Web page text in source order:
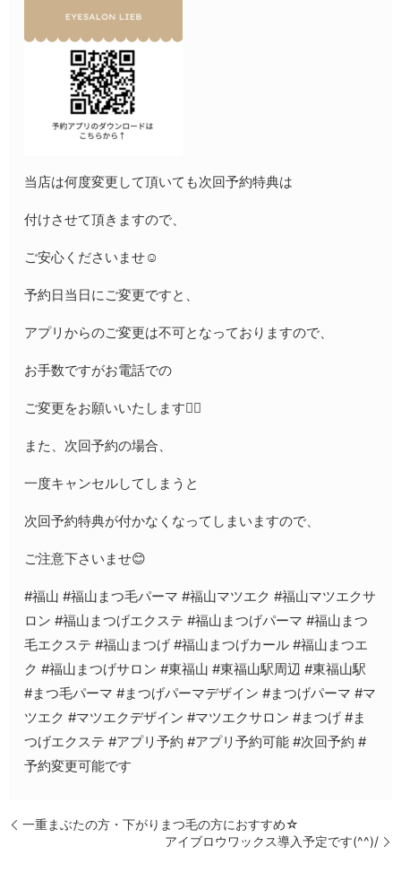
当店は何度変更して頂いても次回予約特典は
付けさせて頂きますので、
ご安心くださいませ☺️
予約日当日にご変更ですと、
アプリからのご変更は不可となっておりますので、
お手数ですがお電話での
ご変更をお願いいたします🙇‍♀️
また、次回予約の場合、
一度キャンセルしてしまうと
次回予約特典が付かなくなってしまいますので、
ご注意下さいませ😊
#福山 #福山まつ毛パーマ #福山マツエク #福山マツエクサ
ロン #福山まつげエクステ #福山まつげパーマ #福山まつ
毛エクステ #福山まつげ #福山まつげカール #福山まつエ
ク #福山まつげサロン #東福山 #東福山駅周辺 #東福山駅
#まつ毛パーマ #まつげパーマデザイン #まつげパーマ #マ
ツエク #マツエクデザイン #マツエクサロン #まつげ #ま
つげエクステ #アプリ予約 #アプリ予約可能 #次回予約 #
予約変更可能です
一重まぶたの方・下がりまつ毛の方におすすめ☆
アイブロウワックス導入予定です(^^)/